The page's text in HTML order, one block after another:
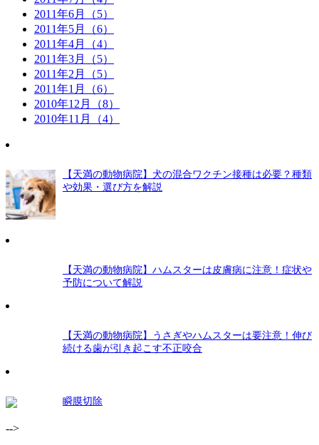
2011年6月（5）
2011年5月（6）
2011年4月（4）
2011年3月（5）
2011年2月（5）
2011年1月（6）
2010年12月（8）
2010年11月（4）
【天満の動物病院】犬の混合ワクチン接種は必要？種類
や効果・選び方を解説
【天満の動物病院】ハムスターは皮膚病に注意！症状や
予防について解説
【天満の動物病院】うさぎやハムスターは要注意！伸び
続ける歯が引き起こす不正咬合
瞬膜切除
-->